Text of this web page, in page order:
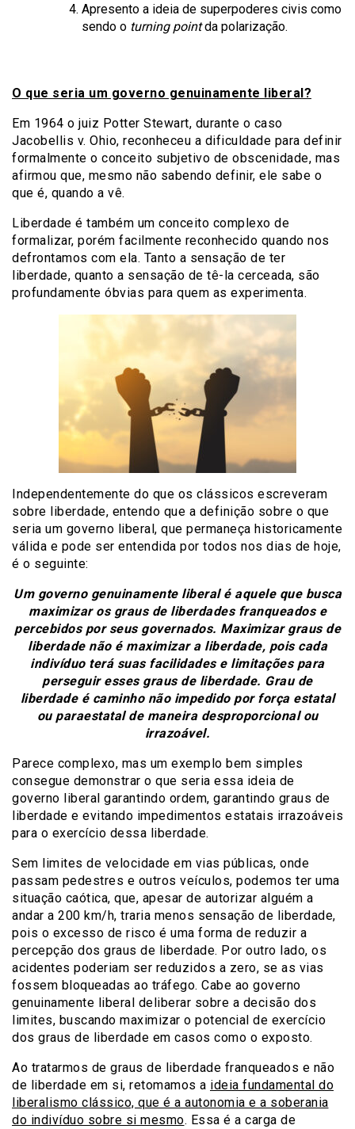
Apresento a ideia de superpoderes civis como
sendo o turning pointda polarização.
O que seria um governo genuinamente liberal?
Em 1964 o juiz Potter Stewart, durante o caso
Jacobellis v. Ohio, reconheceu a dificuldade para definir
formalmente o conceito subjetivo de obscenidade, mas
afirmou que, mesmo não sabendo definir, ele sabe o
que é, quando a vê.
Liberdade é também um conceito complexo de
formalizar, porém facilmente reconhecido quando nos
defrontamos com ela. Tanto a sensação de ter
liberdade, quanto a sensação de tê-la cerceada, são
profundamente óbvias para quem as experimenta.
Independentemente do que os clássicos escreveram
sobre liberdade, entendo que a definição sobre o que
seria um governo liberal, que permaneça historicamente
válida e pode ser entendida por todos nos dias de hoje,
é o seguinte:
Um governo genuinamente liberal é aquele que busca
maximizar os graus de liberdades franqueados e
percebidos por seus governados. Maximizar graus de
liberdade não é maximizar a liberdade, pois cada
indivíduo terá suas facilidades e limitações para
perseguir esses graus de liberdade. Grau de
liberdade é caminho não impedido por força estatal
ou paraestatal de maneira desproporcional ou
irrazoável.
Parece complexo, mas um exemplo bem simples
consegue demonstrar o que seria essa ideia de
governo liberal garantindo ordem, garantindo graus de
liberdade e evitando impedimentos estatais irrazoáveis
para o exercício dessa liberdade.
Sem limites de velocidade em vias públicas, onde
passam pedestres e outros veículos, podemos ter uma
situação caótica, que, apesar de autorizar alguém a
andar a 200 km/h, traria menos sensação de liberdade,
pois o excesso de risco é uma forma de reduzir a
percepção dos graus de liberdade. Por outro lado, os
acidentes poderiam ser reduzidos a zero, se as vias
fossem bloqueadas ao tráfego. Cabe ao governo
genuinamente liberal deliberar sobre a decisão dos
limites, buscando maximizar o potencial de exercício
dos graus de liberdade em casos como o exposto.
Ao tratarmos de graus de liberdade franqueados e não
de liberdade em si, retomamos a ideia fundamental do
liberalismo clássico, que é a autonomia e a soberania
do indivíduo sobre si mesmo. Essa é a carga de